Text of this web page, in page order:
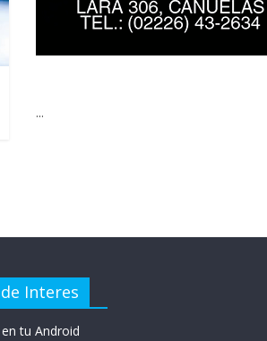
...
Interes
tu Android